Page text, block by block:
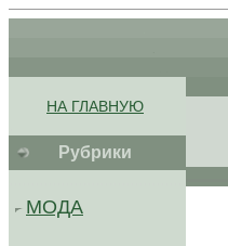
НА ГЛАВНУЮ
Рубрики
МОДА